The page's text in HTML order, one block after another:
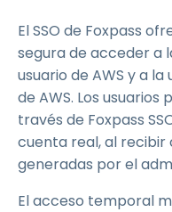
El SSO de Foxpass
segura de acceder a
usuario de AWS y a
de AWS. Los
través de Foxpass
cuenta real, al
generadas por el
El acceso temporal